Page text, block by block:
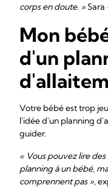
corps en doute. »
Mon
d'un
Votre bébé est trop
l'idée d'un planning
guider.
« Vous pouvez lire
planning à un bébé,
comprennent pas »,